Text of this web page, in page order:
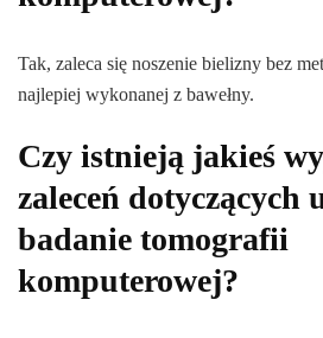
Tak, zaleca się noszenie bielizny bez
najlepiej wykonanej z bawełny.
Czy istnieją jakieś
zaleceń dotyczących
badanie tomografii
komputerowej?